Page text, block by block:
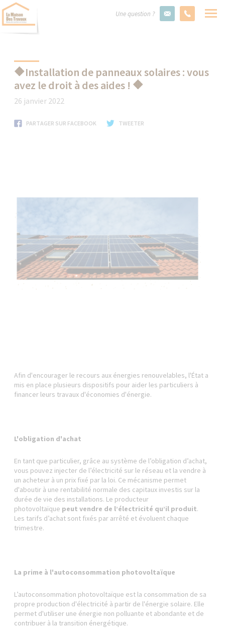
Une question ?
🔶Installation de panneaux solaires : vous
avez le droit à des aides ! 🔶
26 janvier 2022
PARTAGER SUR FACEBOOK TWEETER
Afin d'encourager le recours aux énergies renouvelables, l'État a
mis en place plusieurs dispositifs pour aider les particuliers à
financer leurs travaux d'économies d'énergie.
L'obligation d'achat
En tant que particulier, grâce au système de l’obligation d’achat,
vous pouvez injecter de l’électricité sur le réseau et la vendre à
un acheteur à un prix fixé par la loi. Ce mécanisme permet
d'aboutir à une rentabilité normale des capitaux investis sur la
durée de vie des installations. Le producteur
photovoltaïque peut vendre de l’électricité qu’il produit.
Les tarifs d’achat sont fixés par arrêté et évoluent chaque
trimestre.
La prime à l'autoconsommation photovoltaïque
L’autoconsommation photovoltaïque est la consommation de sa
propre production d'électricité à partir de l'énergie solaire. Elle
permet d'utiliser une énergie non polluante et abondante et de
contribuer à la transition énergétique.